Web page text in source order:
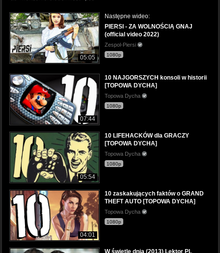
05:05
Następne wideo:
PIERSI - ZA WOLNOŚCIĄ GNAJ
(official video 2022)
Zespol-Piersi
1080p
07:44
10 NAJGORSZYCH konsoli w historii
[TOPOWA DYCHA]
Topowa Dycha
1080p
05:54
10 LIFEHACKÓW dla GRACZY
[TOPOWA DYCHA]
Topowa Dycha
1080p
04:01
10 zaskakujących faktów o GRAND
THEFT AUTO [TOPOWA DYCHA]
Topowa Dycha
1080p
W świetle dnia (2013) Lektor PL